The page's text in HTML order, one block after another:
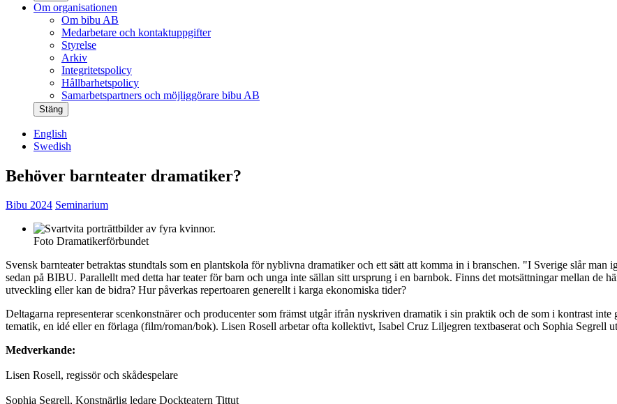
Om organisationen
Om bibu AB
Medarbetare och kontaktuppgifter
Styrelse
Arkiv
Integritetspolicy
Hållbarhetspolicy
Samarbetspartners och möjliggörare bibu AB
Stäng
English
Swedish
Behöver barnteater dramatiker?
Bibu 2024 Seminarium
Foto Dramatikerförbundet
Svensk barnteater betraktas stundtals som en plantskola för nyblivna dramatiker och ett sätt att komma in i branschen. "I Sverige slår
sedan på BIBU. Parallellt med detta har teater för barn och unga inte sällan sitt ursprung i en barnbok. Finns det motsättningar mellan de
utveckling eller kan de bidra? Hur påverkas repertoaren generellt i karga ekonomiska tider?
Deltagarna representerar scenkonstnärer och producenter som främst utgår ifrån nyskriven dramatik i sin praktik och de som i kontrast
tematik, en idé eller en förlaga (film/roman/bok). Lisen Rosell arbetar ofta kollektivt, Isabel Cruz Liljegren textbaserat och Sophia Segrell
Medverkande:
Lisen Rosell, regissör och skådespelare
Sophia Segrell, Konstnärlig ledare Dockteatern Tittut